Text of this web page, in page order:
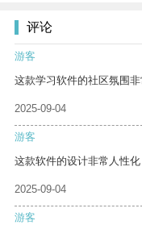
评论
游客
这款学习软件的社区氛围
2025-09-04
游客
这款软件的设计非常人性化
2025-09-04
游客